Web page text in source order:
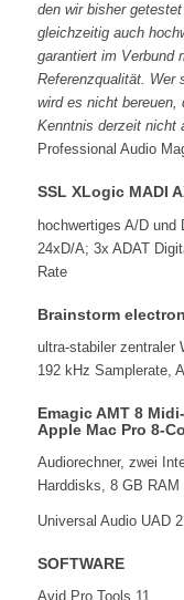
den wir bisher
gleichzeitig auch
garantiert im Verbund
Referenzqualität. Wer
wird es nicht bereuen,
Kenntnis derzeit nicht
Professional Audio
SSL XLogic MADI
hochwertiges A/D
24xD/A; 3x ADAT
Rate
Brainstorm
ultra-stabiler zentraler
192 kHz Samplerate,
Emagic AMT 8
Apple Mac Pro 8-
Audiorechner, zwei
Harddisks, 8 GB RAM
Universal Audio UAD
SOFTWARE
Avid Pro Tools 11